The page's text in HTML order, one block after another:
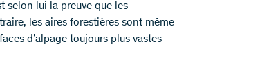
selon lui la preuve que les
les aires forestières sont même
d’alpage toujours plus vastes